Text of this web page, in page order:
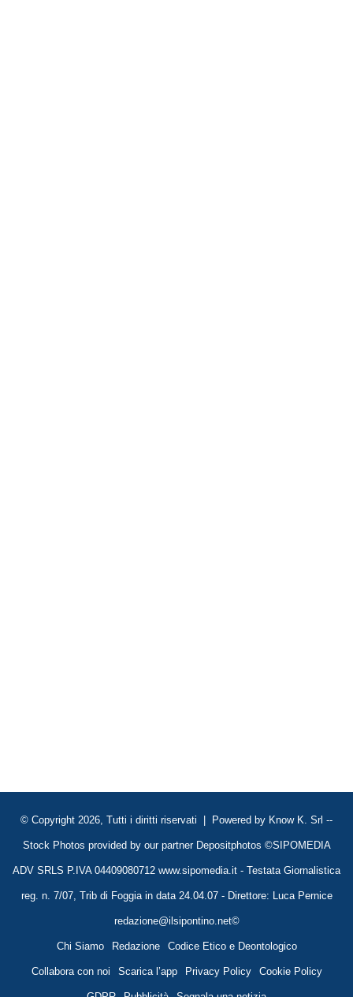
© Copyright 2026, Tutti i diritti riservati | Powered by Know K. Srl --
Stock Photos provided by our partner Depositphotos ©SIPOMEDIA
ADV SRLS P.IVA 04409080712 www.sipomedia.it - Testata Giornalistica
reg. n. 7/07, Trib di Foggia in data 24.04.07 - Direttore: Luca Pernice
redazione@ilsipontino.net©
Chi Siamo Redazione Codice Etico e Deontologico
Collabora con noi Scarica l’app Privacy Policy Cookie Policy